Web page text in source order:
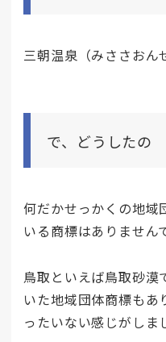
三朝温泉（みささお
で、どうしたの
何だかせっかくの地域
いる商標はありません
鳥取といえば鳥取砂漠
いた地域団体商標もあ
ったいない感じがしま